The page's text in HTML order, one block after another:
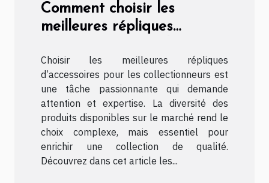
Comment choisir les
meilleures répliques
collectionneurs ?
Choisir les meilleures répliques
d’accessoires pour les collectionneurs est
une tâche passionnante qui demande
attention et expertise. La diversité des
produits disponibles sur le marché rend le
choix complexe, mais essentiel pour
enrichir une collection de qualité.
Découvrez dans cet article les...